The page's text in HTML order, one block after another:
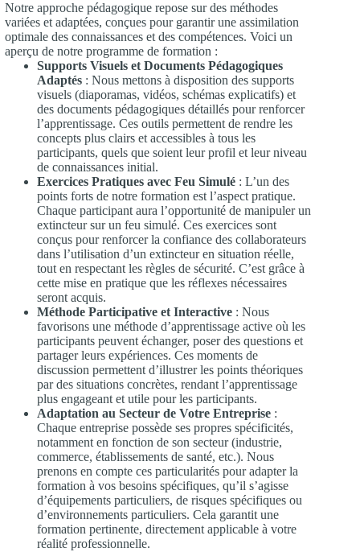
Notre approche pédagogique repose sur des méthodes
variées et adaptées, conçues pour garantir une assimilation
optimale des connaissances et des compétences. Voici un
aperçu de notre programme de formation :
Supports Visuels et Documents Pédagogiques
Adaptés : Nous mettons à disposition des supports
visuels (diaporamas, vidéos, schémas explicatifs) et
des documents pédagogiques détaillés pour renforcer
l’apprentissage. Ces outils permettent de rendre les
concepts plus clairs et accessibles à tous les
participants, quels que soient leur profil et leur niveau
de connaissances initial.
Exercices Pratiques avec Feu Simulé : L’un des
points forts de notre formation est l’aspect pratique.
Chaque participant aura l’opportunité de manipuler un
extincteur sur un feu simulé. Ces exercices sont
conçus pour renforcer la confiance des collaborateurs
dans l’utilisation d’un extincteur en situation réelle,
tout en respectant les règles de sécurité. C’est grâce à
cette mise en pratique que les réflexes nécessaires
seront acquis.
Méthode Participative et Interactive : Nous
favorisons une méthode d’apprentissage active où les
participants peuvent échanger, poser des questions et
partager leurs expériences. Ces moments de
discussion permettent d’illustrer les points théoriques
par des situations concrètes, rendant l’apprentissage
plus engageant et utile pour les participants.
Adaptation au Secteur de Votre Entreprise :
Chaque entreprise possède ses propres spécificités,
notamment en fonction de son secteur (industrie,
commerce, établissements de santé, etc.). Nous
prenons en compte ces particularités pour adapter la
formation à vos besoins spécifiques, qu’il s’agisse
d’équipements particuliers, de risques spécifiques ou
d’environnements particuliers. Cela garantit une
formation pertinente, directement applicable à votre
réalité professionnelle.